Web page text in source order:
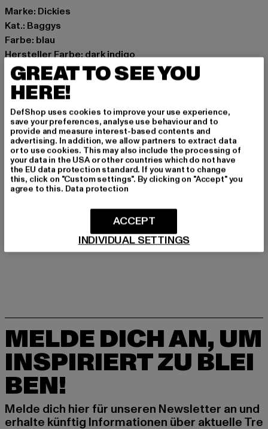
Marke: Dickies
Kat.: Baggys
Farbe: blau
Hersteller Farbe: dark indigo
Materialzusammensetzung: 100% Baumwolle
Art.Nr: DK0A87NK-04618
Hersteller: VF International SAGL |
dickieslife_shop_de@vfc.com
Via Laveggio 5 | 6855 Stabio | CH
GRÖSSE & PASSFORM
PFLEGEHINWEISE
LIEFERUNG & RÜCKGABE
MELDE DICH AN, UM
INSPIRIERT ZU BLEI
BEN!
Melde dich hier für unseren Newsletter an und
erhalte künftig Informationen über aktuelle Tre
GREAT TO SEE YOU
HERE!
DefShop uses cookies to improve your use experience,
save your preferences, analyse use behaviour and to
provide and measure interest-based contents and
advertising. In addition, we allow partners to extract data
or to use cookies. This may also include the processing of
your data in the USA or other countries which do not have
the EU data protection standard. If you want to change
this, click on "Custom settings". By clicking on "Accept" you
agree to this. Data protection
INDIVIDUAL SETTINGS
ACCEPT